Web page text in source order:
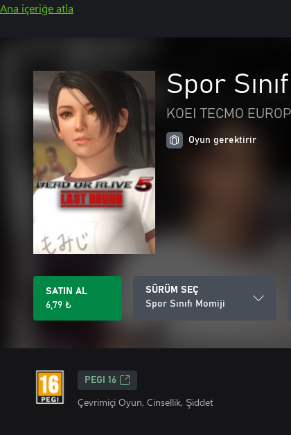
Ana içeriğe atla
Spor
KOEI TECMO
Oyun gerektirir
SATIN AL
6,79 ₺
SÜRÜM SEÇ
Spor Sınıfı Momiji
PEGI 16
Çevrimiçi Oyun, Cinsellik, Şiddet